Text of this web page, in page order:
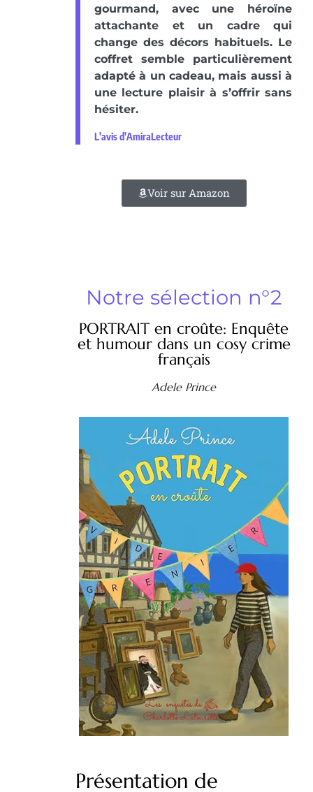
gourmand, avec une héroïne
attachante et un cadre qui
change des décors habituels. Le
coffret semble particulièrement
adapté à un cadeau, mais aussi à
une lecture plaisir à s’offrir sans
hésiter.
L'avis d'AmiraLecteur
Voir sur Amazon
Notre sélection n°2
PORTRAIT en croûte: Enquête
et humour dans un cosy crime
français
Adele Prince
Présentation de